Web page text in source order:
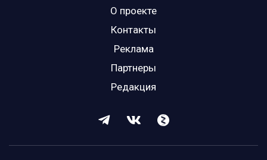
О проекте
Контакты
Реклама
Партнеры
Редакция